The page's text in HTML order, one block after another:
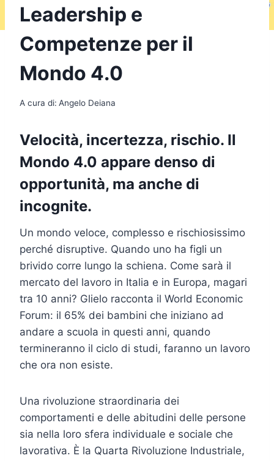
Leadership e
Competenze per il
Mondo 4.0
A cura di: Angelo Deiana
Velocità, incertezza, rischio. Il
Mondo 4.0 appare denso di
opportunità, ma anche di
incognite.
Un mondo veloce, complesso e rischiosissimo
perché disruptive. Quando uno ha figli un
brivido corre lungo la schiena. Come sarà il
mercato del lavoro in Italia e in Europa, magari
tra 10 anni? Glielo racconta il World Economic
Forum: il 65% dei bambini che iniziano ad
andare a scuola in questi anni, quando
termineranno il ciclo di studi, faranno un lavoro
che ora non esiste.
Una rivoluzione straordinaria dei
comportamenti e delle abitudini delle persone
sia nella loro sfera individuale e sociale che
lavorativa. È la Quarta Rivoluzione Industriale,